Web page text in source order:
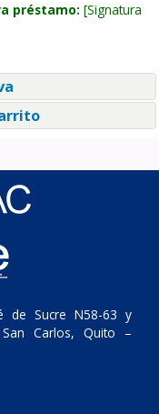
préstamo: Signatura
de Sucre N58-63 y
Carlos, Quito –